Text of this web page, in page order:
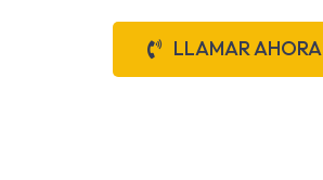
LLAMAR AHORA